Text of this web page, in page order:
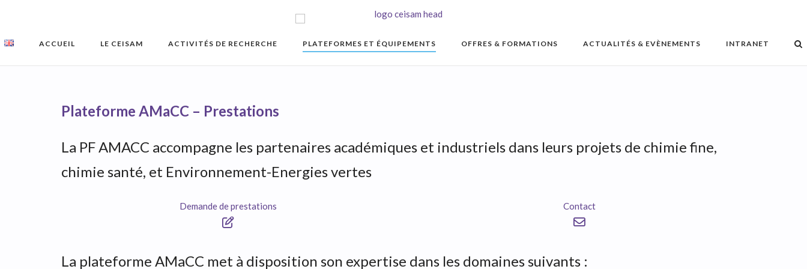
ACCUEIL LE CEISAM ACTIVITÉS DE RECHERCHE PLATEFORMES ET ÉQUIPEMENTS OFFRES & FORMATIONS ACTUALITÉS & EVÈNEMENTS INTRANET
Plateforme AMaCC – Prestations
La PF AMACC accompagne les partenaires académiques et industriels dans leurs projets de chimie fine,
chimie santé, et Environnement-Energies vertes
Demande de prestations Contact
La plateforme AMaCC met à disposition son expertise dans les domaines suivants :